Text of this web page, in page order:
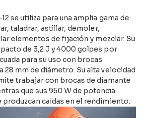
se utiliza para una amplia gama de
taladrar, astillar, demoler,
elementos de fijación y mezclar. Su
de 3,2 J y 4000 golpes por
para su uso con brocas
28 mm de diámetro. Su alta velocidad
trabajar con brocas de diamante
que sus 950 W de potencia
produzcan caídas en el rendimiento.